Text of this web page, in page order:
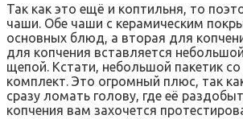
Так как это ещё и коптильня, то
чаши. Обе чаши с керамическим
основных блюд, а вторая для
для копчения вставляется
щепой. Кстати, небольшой пакетик
комплект. Это огромный плюс, так
сразу ломать голову, где её
копчения вам захочется